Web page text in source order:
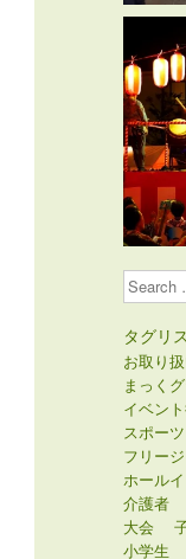
Search
タグリ
お取り
まっく
イベン
スポーツ
フリー
ホール
介護者
大会
小学生